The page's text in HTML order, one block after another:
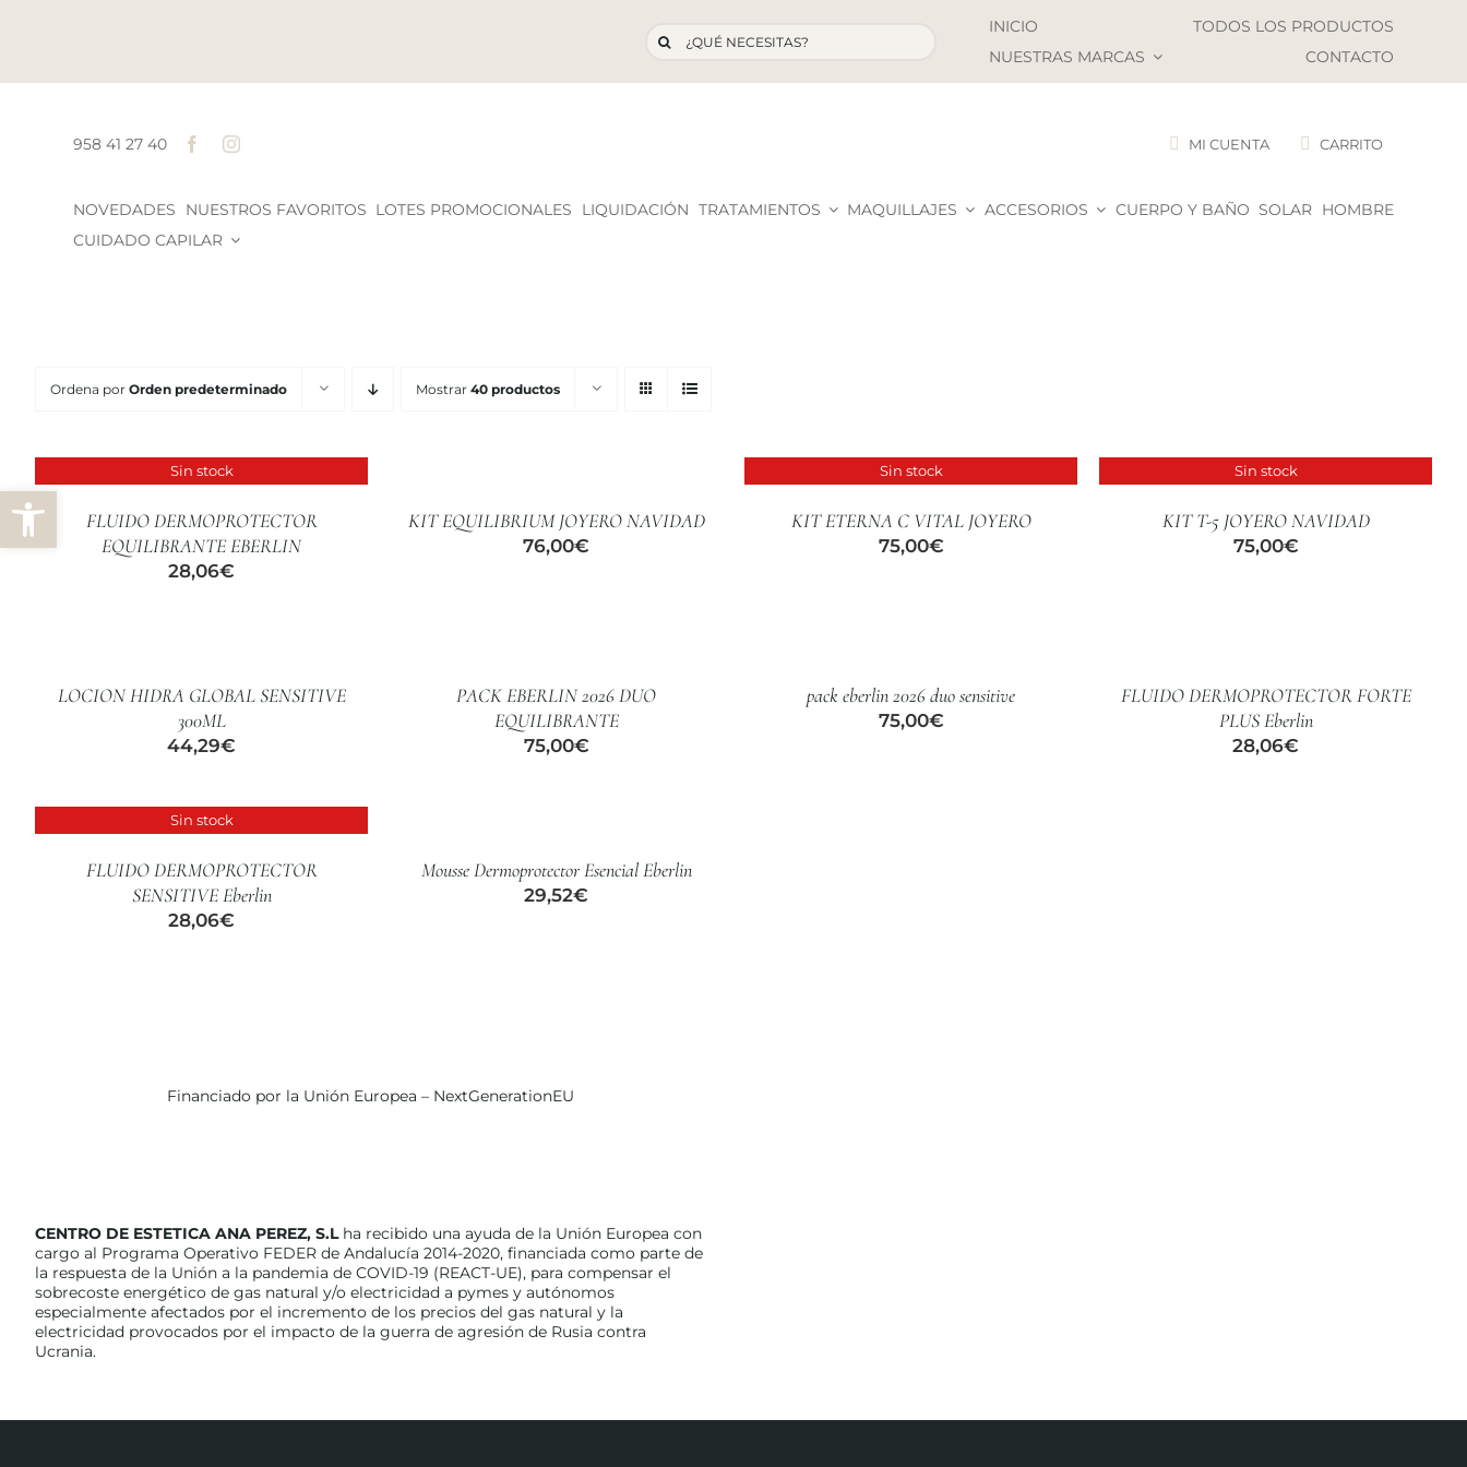
Abrir barra de herramientas
Buscar: INICIO
TODOS LOS PRODUCTOS
NUESTRAS MARCAS
CONTACTO
958 41 27 40 MI CUENTA CARRITO
NOVEDADES NUESTROS FAVORITOS LOTES PROMOCIONALES LIQUIDACIÓN TRATAMIENTOS MAQUILLAJES ACCESORIOS CUERPO Y BAÑO SOLAR HOMBRE
CUIDADO CAPILAR
Ordena por Orden predeterminado Mostrar 40 productos
Sin stock
FLUIDO DERMOPROTECTOR
EQUILIBRANTE EBERLIN
28,06€
DETALLES
KIT EQUILIBRIUM JOYERO NAVIDAD
76,00€
Sin stock
KIT ETERNA C VITAL JOYERO
75,00€
Sin stock
KIT T-5 JOYERO NAVIDAD
75,00€
DETALLES
LOCION HIDRA GLOBAL SENSITIVE
300ML
44,29€
DETALLESPACK EBERLIN 2026 DUO
EQUILIBRANTE
75,00€
DETALLESpack eberlin 2026 duo sensitive
75,00€
DETALLES
FLUIDO DERMOPROTECTOR FORTE
PLUS Eberlin
28,06€
Sin stock
FLUIDO DERMOPROTECTOR
SENSITIVE Eberlin
28,06€
DETALLES
Mousse Dermoprotector Esencial Eberlin
29,52€
Financiado por la Unión Europea – NextGenerationEU
CENTRO DE ESTETICA ANA PEREZ, S.Lha recibido una ayuda de la Unión Europea con
cargo al Programa Operativo FEDER de Andalucía 2014-2020, financiada como parte de
la respuesta de la Unión a la pandemia de COVID-19 (REACT-UE), para compensar el
sobrecoste energético de gas natural y/o electricidad a pymes y autónomos
especialmente afectados por el incremento de los precios del gas natural y la
electricidad provocados por el impacto de la guerra de agresión de Rusia contra
Ucrania.